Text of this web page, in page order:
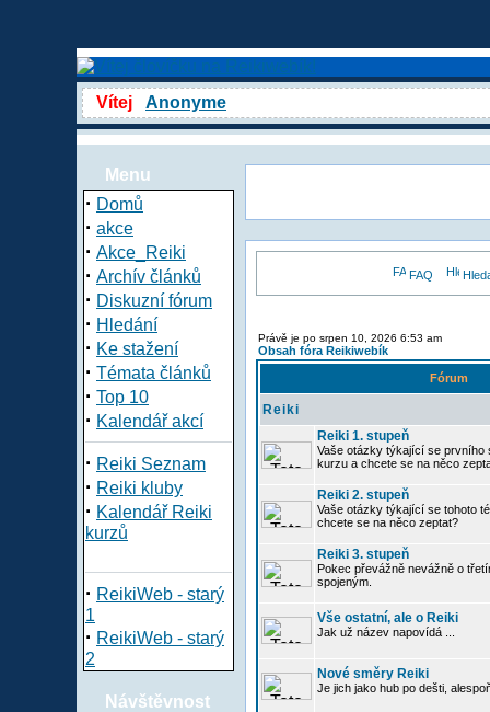
Vítej Anonyme
Menu
· Domů
· akce
· Akce_Reiki
· Archív článků
· Diskuzní fórum
· Hledání
· Ke stažení
· Témata článků
· Top 10
· Kalendář akcí
· Reiki Seznam
· Reiki kluby
· Kalendář Reiki
kurzů
· ReikiWeb - starý
1
· ReikiWeb - starý
2
Návštěvnost
FAQ
Právě je po srpen 10, 2026 6:53 am
Obsah fóra Reikiwebík
Fórum
Reiki
Reiki 1. stupeň
Vaše otázky týkající se prvního
kurzu a chcete se na něco
Reiki 2. stupeň
Vaše otázky týkající se tohoto
chcete se na něco zeptat?
Reiki 3. stupeň
Pokec převážně nevážně o
spojeným.
Vše ostatní, ale o Reiki
Jak už název napovídá ...
Nové směry Reiki
Je jich jako hub po dešti,